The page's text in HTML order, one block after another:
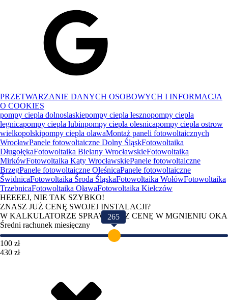
PRZETWARZANIE DANYCH OSOBOWYCH I INFORMACJA
O COOKIES
pompy ciepla dolnoslaskiepompy ciepla lesznopompy ciepla
legnicapompy ciepla lubinpompy ciepla olesnicapompy ciepla ostrow
wielkopolskipompy ciepla olawaMontaż paneli fotowoltaicznych
WrocławPanele fotowoltaiczne Dolny ŚląskFotowoltaika
DługołękaFotowoltaika Bielany WrocławskieFotowoltaika
MirkówFotowoltaika Kąty WrocławskiePanele fotowoltaiczne
BrzegPanele fotowoltaiczne OleśnicaPanele fotowoltaiczne
ŚwidnicaFotowoltaika Środa ŚląskaFotowoltaika WołówFotowoltaika
TrzebnicaFotowoltaika OławaFotowoltaika Kiełczów
HEEEEJ, NIE TAK SZYBKO!
ZNASZ JUŻ CENĘ SWOJEJ INSTALACJI?
W KALKULATORZE SPRAWDZISZ CENĘ W MGNIENIU OKA
Średni rachunek miesięczny
265
100 zł
430 zł